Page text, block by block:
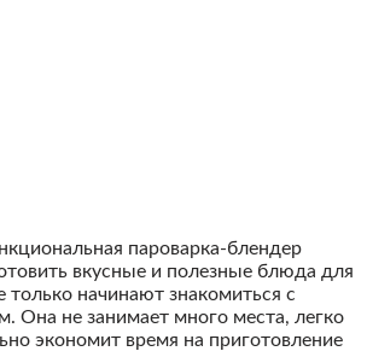
пароварка-блендер
вкусные и полезные блюда для
начинают знакомиться с
Она не занимает много места, легко
экономит время на приготовление